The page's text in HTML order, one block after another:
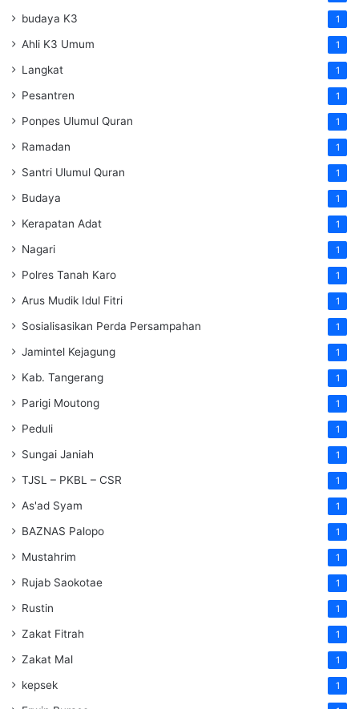
budaya K3 1
Ahli K3 Umum 1
Langkat 1
Pesantren 1
Ponpes Ulumul Quran 1
Ramadan 1
Santri Ulumul Quran 1
Budaya 1
Kerapatan Adat 1
Nagari 1
Polres Tanah Karo 1
Arus Mudik Idul Fitri 1
Sosialisasikan Perda Persampahan 1
Jamintel Kejagung 1
Kab. Tangerang 1
Parigi Moutong 1
Peduli 1
Sungai Janiah 1
TJSL – PKBL – CSR 1
As'ad Syam 1
BAZNAS Palopo 1
Mustahrim 1
Rujab Saokotae 1
Rustin 1
Zakat Fitrah 1
Zakat Mal 1
kepsek 1